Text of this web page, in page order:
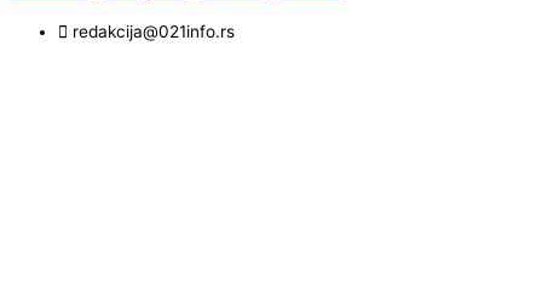
redakcija@021info.rs